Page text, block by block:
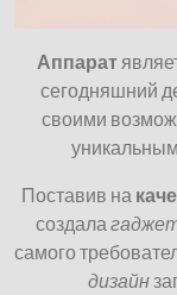
Аппарат
сегодняшний
своими
Поставив на
создала
самого
дизайн